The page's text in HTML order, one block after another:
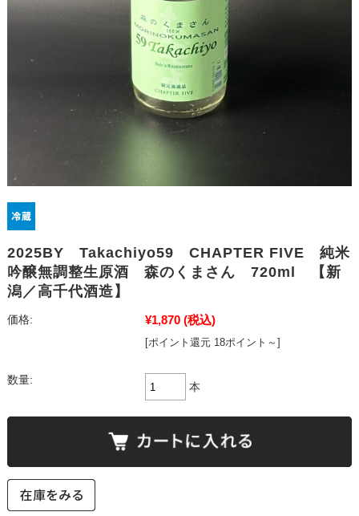
2025BY Takachiyo59 CHAPTER FIVE 純米
吟醸無調整生原酒 森のくまさん 720ml 【新
潟／高千代酒造】
価格: ¥1,870 (税込)
[ポイント還元 18ポイント～]
数量:
本